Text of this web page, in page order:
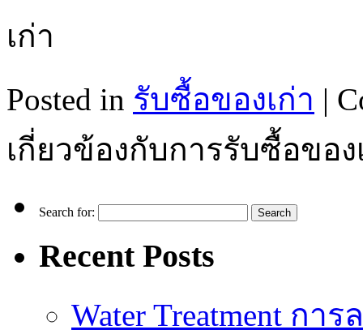
เก่า
Posted in รับซื้อของเก่า |
เกี่ยวข้องกับการรับซื้อของ
Search for:
Recent Posts
Water Treatment ก